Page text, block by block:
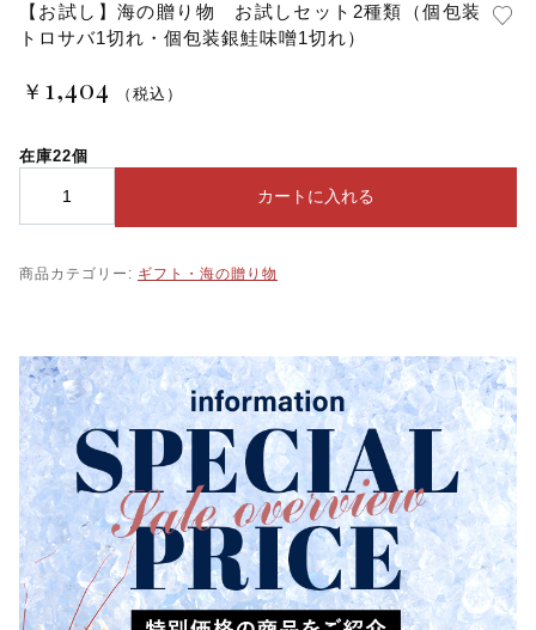
【お試し】海の贈り物 お試しセット2種類（個包装
トロサバ1切れ・個包装銀鮭味噌1切れ）
￥ 1,404 （税込）
在庫22個
】
り
物
お
試
し
セ
ッ
ト
2
種
類
カートに入れる
商品カテゴリー: ギフト・海の贈り物